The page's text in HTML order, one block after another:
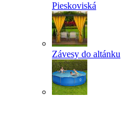
Pieskoviská
Závesy do altánku